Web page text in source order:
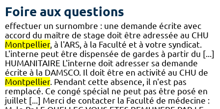
Foire aux questions
effectuer un surnombre : une demande écrite avec
accord du maître de stage doit être adressée au CHU
Montpellier, à l'ARS, à la Faculté et à votre syndicat.
L'interne peut être dispensée de gardes à partir du [...]
HUMANITAIRE L'interne doit adresser sa demande
écrite à la DAMSCO. Il doit être en activité au CHU de
Montpellier. Pendant cette absence, il n'est pas
remplacé. Ce congé spécial ne peut pas être posé en
juillet [...] Merci de contacter la Faculté de médecine :